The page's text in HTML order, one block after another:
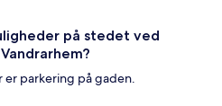
på stedet ved
parkering på gaden.